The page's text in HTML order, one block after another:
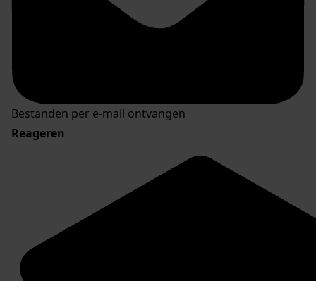
Bestanden per e-mail ontvangen
Reageren